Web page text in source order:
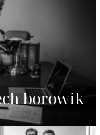
borowik